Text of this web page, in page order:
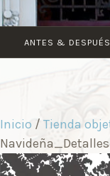
ANTES & DESPUÉS
Inicio / Tienda
Navideña_Detalles